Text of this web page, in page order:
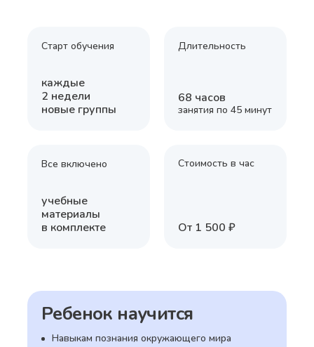
Старт обучения
каждые
2 недели
новые группы
занятия по 45 минут
Длительность
68 часов
Все включено
учебные
материалы
в комплекте
Стоимость в час
От 1 500 ₽
Ребенок научится
Навыкам познания окружающего мира